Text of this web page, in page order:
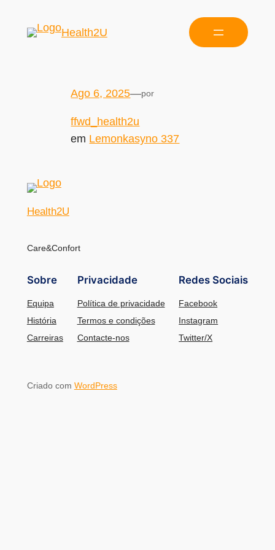
Health2U
Ago 6, 2025—por
ffwd_health2u
em Lemonkasyno 337
Health2U
Care&Confort
Sobre
Equipa
História
Carreiras
Privacidade
Política de privacidade
Termos e condições
Contacte-nos
Redes Sociais
Facebook
Instagram
Twitter/X
Criado com WordPress